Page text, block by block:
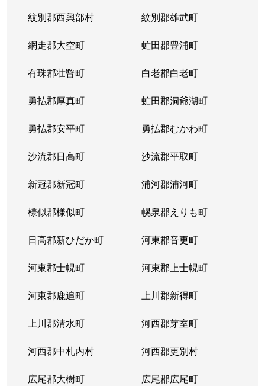
紋別郡西興部村 紋別郡雄武町
網走郡大空町 虻田郡豊浦町
有珠郡壮瞥町 白老郡白老町
勇払郡厚真町 虻田郡洞爺湖町
勇払郡安平町 勇払郡むかわ町
沙流郡日高町 沙流郡平取町
新冠郡新冠町 浦河郡浦河町
様似郡様似町 幌泉郡えりも町
日高郡新ひだか町 河東郡音更町
河東郡士幌町 河東郡上士幌町
河東郡鹿追町 上川郡新得町
上川郡清水町 河西郡芽室町
河西郡中札内村 河西郡更別村
広尾郡大樹町 広尾郡広尾町